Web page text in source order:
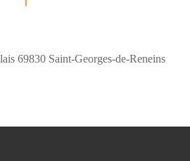
69830 Saint-Georges-de-Reneins